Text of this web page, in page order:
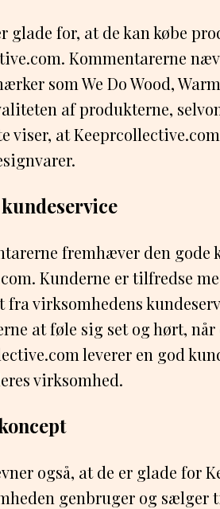
glade for, at de kan købe
Kommentarerne
som We Do Wood,
af produkterne,
viser, at
fremhæver den gode
Kunderne er tilfredse
fra virksomhedens
at føle sig set og hørt,
leverer en god
virksomhed.
også, at de er glade for
genbruger og sælger